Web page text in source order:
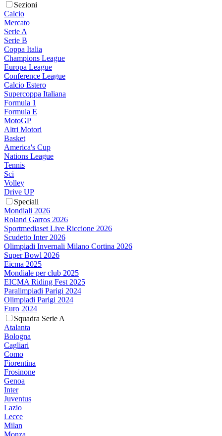
Sezioni
Calcio
Mercato
Serie A
Serie B
Coppa Italia
Champions League
Europa League
Conference League
Calcio Estero
Supercoppa Italiana
Formula 1
Formula E
MotoGP
Altri Motori
Basket
America's Cup
Nations League
Tennis
Sci
Volley
Drive UP
Speciali
Mondiali 2026
Roland Garros 2026
Sportmediaset Live Riccione 2026
Scudetto Inter 2026
Olimpiadi Invernali Milano Cortina 2026
Super Bowl 2026
Eicma 2025
Mondiale per club 2025
EICMA Riding Fest 2025
Paralimpiadi Parigi 2024
Olimpiadi Parigi 2024
Euro 2024
Squadra Serie A
Atalanta
Bologna
Cagliari
Como
Fiorentina
Frosinone
Genoa
Inter
Juventus
Lazio
Lecce
Milan